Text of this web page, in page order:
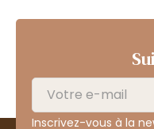
Inscrivez-vous à la